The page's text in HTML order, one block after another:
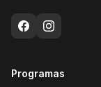
Programas